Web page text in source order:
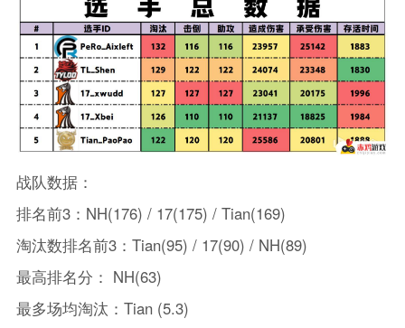
战队数据：
排名前3：NH(176) / 17(175) / Tian(169)
淘汰数排名前3：Tian(95) / 17(90) / NH(89)
最高排名分： NH(63)
最多场均淘汰：Tian (5.3)